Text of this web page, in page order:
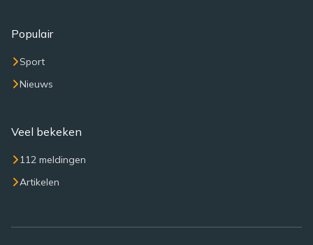
Populair
Sport
Nieuws
Veel bekeken
112 meldingen
Artikelen